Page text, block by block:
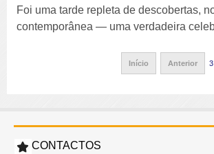
Foi uma tarde repleta de descobertas,
contemporânea — uma verdadeira
Início Anterior 3
CONTACTOS